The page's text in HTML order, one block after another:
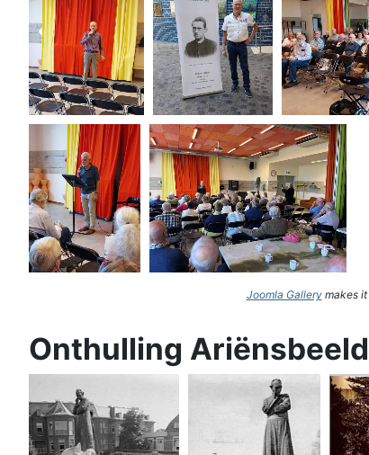
Joomla Gallerymakes it
Onthulling